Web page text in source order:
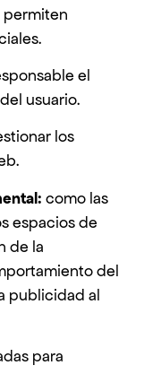
permiten
el
usuario.
los
como las
espacios de
de la
del
publicidad al
para